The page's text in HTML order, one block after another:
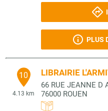
PLUS
10
4.13 km
LIBRAIRIE
66 RUE JEANNE D
76000 ROUEN